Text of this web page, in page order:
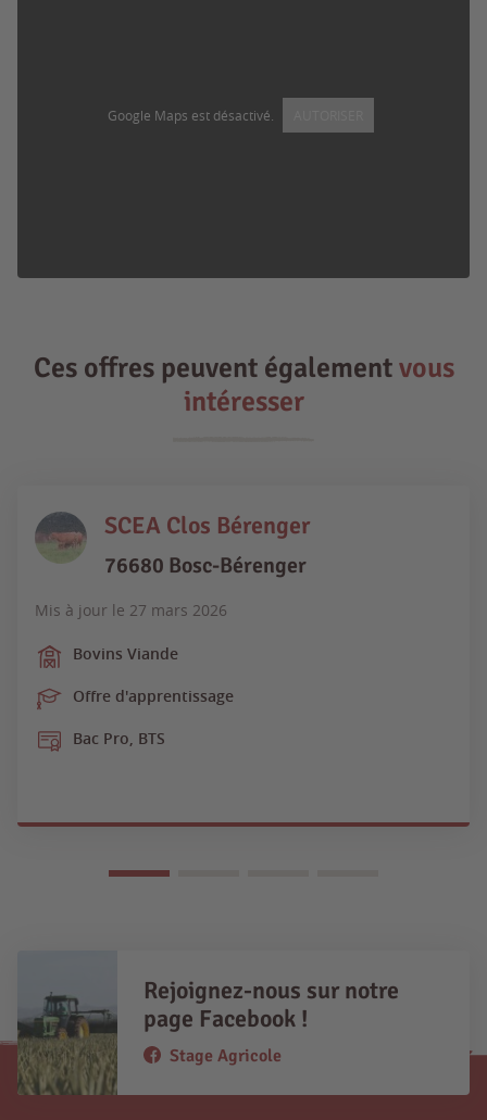
Google Maps est désactivé.
Ces offres peuvent égalementvous
intéresser
SCEA Clos Bérenger
76680 Bosc-Bérenger
Mis à jour le 27 mars 2026
Bovins Viande
Offre d'apprentissage
Bac Pro, BTS
Rejoignez-nous sur notre
page Facebook !
Stage Agricole